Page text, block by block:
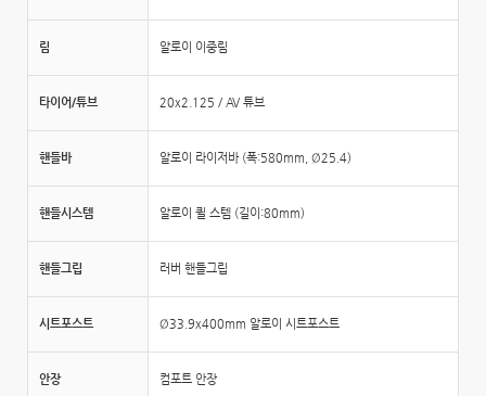
림 알로이 이중림
타이어/튜브 20x2.125 / AV 튜브
핸들바 알로이 라이저바 (폭:580mm, Ø25.4)
핸들시스템 알로이 퀼 스템 (길이:80mm)
핸들그립 러버 핸들그립
시트포스트 Ø33.9x400mm 알로이 시트포스트
안장 컴포트 안장